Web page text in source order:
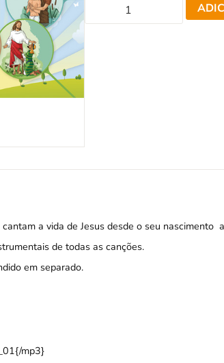
a vida de Jesus desde o seu nascimento
de todas as canções.
em separado.
mp3}